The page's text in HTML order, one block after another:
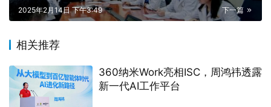
下一篇
2025年2月14日 下午3:49
相关推荐
360纳米Work亮相ISC，周鸿祎透露
新一代AI工作平台